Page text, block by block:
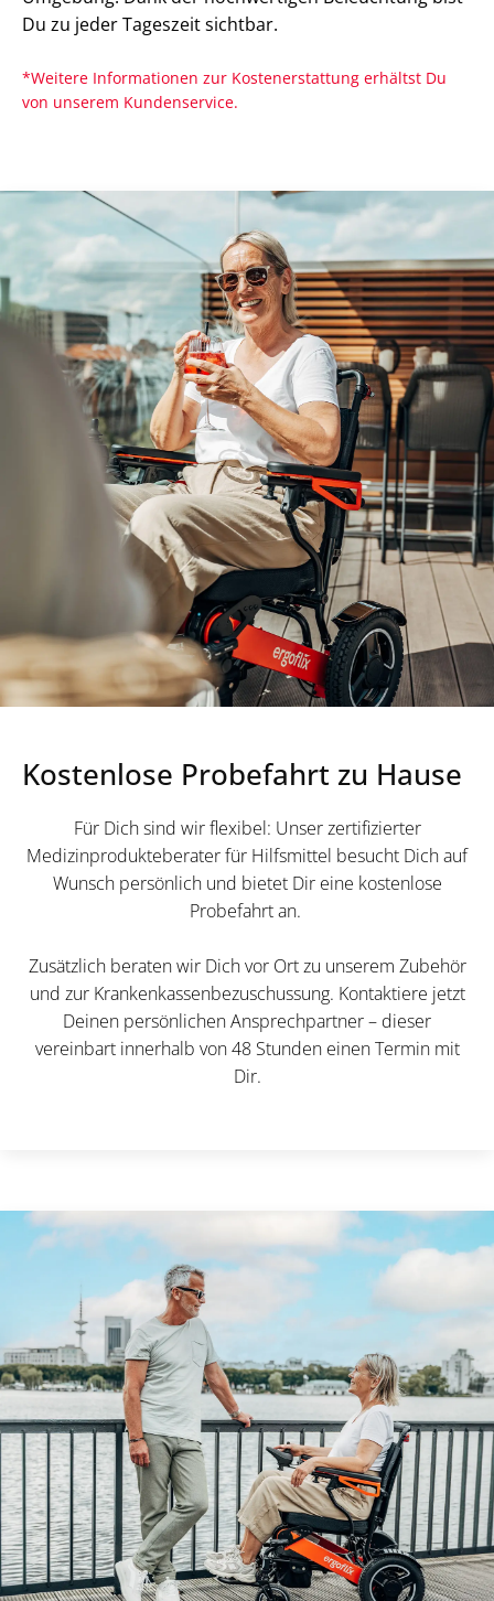
Du zu jeder Tageszeit sichtbar.
*Weitere Informationen zur Kostenerstattung erhältst Du
von unserem Kundenservice.
Kostenlose Probefahrt zu Hause
Für Dich sind wir flexibel: Unser zertifizierter
Medizinprodukteberater für Hilfsmittel besucht Dich auf
Wunsch persönlich und bietet Dir eine kostenlose
Probefahrt an.
Zusätzlich beraten wir Dich vor Ort zu unserem Zubehör
und zur Krankenkassenbezuschussung. Kontaktiere jetzt
Deinen persönlichen Ansprechpartner – dieser
vereinbart innerhalb von 48 Stunden einen Termin mit
Dir.